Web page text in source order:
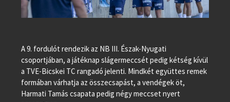
A 9. fordulót rendezik az NB III. Észak-Nyugati
csoportjában, a játéknap slágermeccsét pedig kétség kívül
a TVE-Bicskei TC rangadó jelenti. Mindkét együttes remek
formában várhatja az összecsapást, a vendégek öt,
Harmati Tamás csapata pedig négy meccset nyert